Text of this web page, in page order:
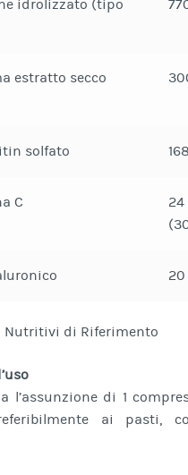
idrolizzato (tipo
estratto secco
solfato
C
Nutritivi di Riferimento
l’assunzione di 1
ai pasti,